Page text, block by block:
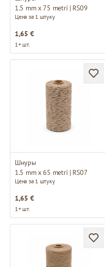
1.5 mm x 75 metri | RS09
Цена за 1 штуку
1,65 €
1+ шт.
Шнуры
1.5 mm x 65 metri | RS07
Цена за 1 штуку
1,65 €
1+ шт.